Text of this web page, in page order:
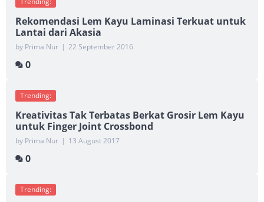
Rekomendasi Lem Kayu Laminasi Terkuat untuk
Lantai dari Akasia
by Prima Nur | 22 September 2016
0
Trending:
Kreativitas Tak Terbatas Berkat Grosir Lem Kayu
untuk Finger Joint Crossbond
by Prima Nur | 13 August 2017
0
Trending: